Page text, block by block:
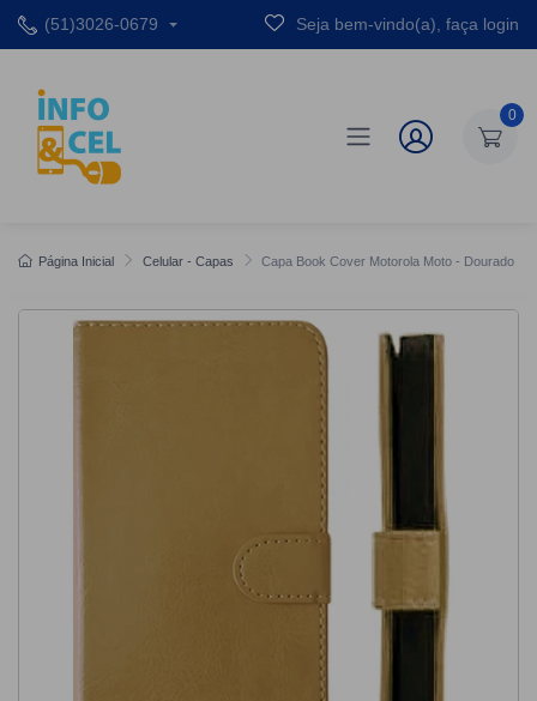
(51)3026-0679 Seja bem-vindo(a), faça login
0
Página Inicial Celular - Capas Capa Book Cover Motorola Moto - Dourado